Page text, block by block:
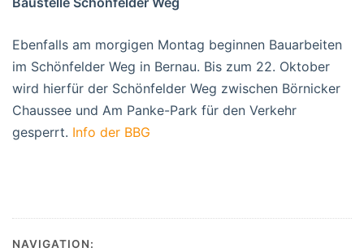
Ebenfalls am morgigen Montag beginnen Bauarbeiten
im Schönfelder Weg in Bernau. Bis zum 22. Oktober
wird hierfür der Schönfelder Weg zwischen Börnicker
Chaussee und Am Panke-Park für den Verkehr
gesperrt. Info der BBG
NAVIGATION: